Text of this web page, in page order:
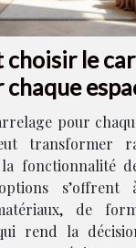
choisir le
? pour
transformer
la fonctionnalité
de
rend la